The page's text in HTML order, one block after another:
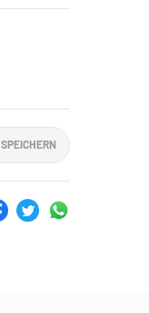
SPEICHERN